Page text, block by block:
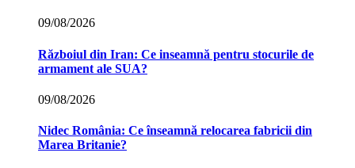
09/08/2026
Războiul din Iran: Ce inseamnă pentru stocurile de
armament ale SUA?
09/08/2026
Nidec România: Ce înseamnă relocarea fabricii din
Marea Britanie?